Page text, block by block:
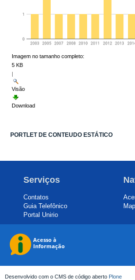
Imagem no tamanho completo:
5 KB
|
Visão
Download
PORTLET DE CONTEUDO ESTÁTICO
Serviços
Contatos
Guia Telefônico
Portal Unirio
Desenvolvido com o CMS de código aberto Plone